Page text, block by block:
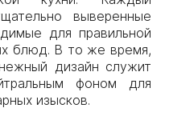
выверенные
для правильной
блюд. В то же время,
дизайн служит
фоном для
изысков.